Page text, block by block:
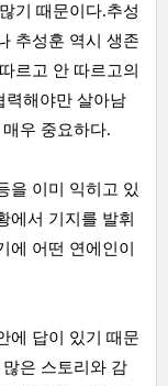
기 때문이다.추성
추성훈 역시 생존
르고 안 따르고의
력해야만 살아남
우 중요하다.
을 이미 익히고 있
에서 기지를 발휘
에 어떤 연에인이
에 답이 있기 때문
은 스토리와 감